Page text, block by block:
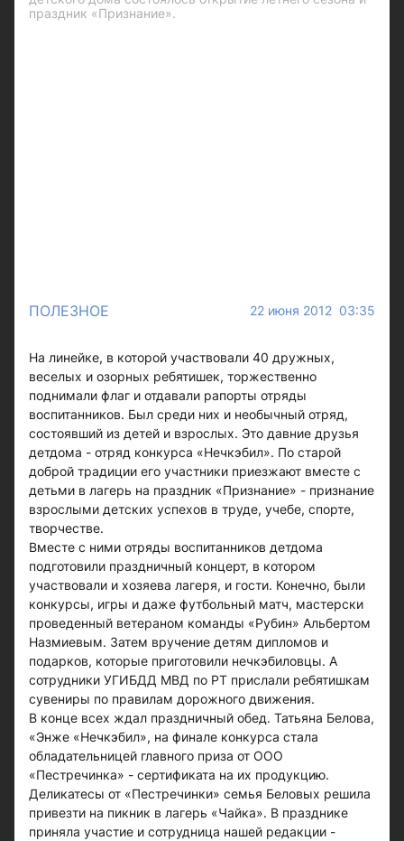
праздник «Признание».
ПОЛЕЗНОЕ 22 июня 2012 03:35
На линейке, в которой участвовали 40 дружных,
веселых и озорных ребятишек, торжественно
поднимали флаг и отдавали рапорты отряды
воспитанников. Был среди них и необычный отряд,
состоявший из детей и взрослых. Это давние друзья
детдома - отряд конкурса «Нечкэбил». По старой
доброй традиции его участники приезжают вместе с
детьми в лагерь на праздник «Признание» - признание
взрослыми детских успехов в труде, учебе, спорте,
творчестве.
Вместе с ними отряды воспитанников детдома
подготовили праздничный концерт, в котором
участвовали и хозяева лагеря, и гости. Конечно, были
конкурсы, игры и даже футбольный матч, мастерски
проведенный ветераном команды «Рубин» Альбертом
Назмиевым. Затем вручение детям дипломов и
подарков, которые приготовили нечкэбиловцы. А
сотрудники УГИБДД МВД по РТ прислали ребятишкам
сувениры по правилам дорожного движения.
В конце всех ждал праздничный обед. Татьяна Белова,
«Энже «Нечкэбил», на финале конкурса стала
обладательницей главного приза от ООО
«Пестречинка» - сертификата на их продукцию.
Деликатесы от «Пестречинки» семья Беловых решила
привезти на пикник в лагерь «Чайка». В празднике
приняла участие и сотрудница нашей редакции -